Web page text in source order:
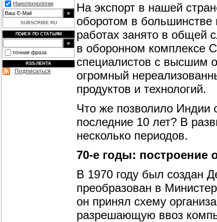
Нанотехнологии
SUBSCRIBE.RU
ПОИСК ПО СТАТЬЯМ
точная фраза
RSS-ЛЕНТА
Подписаться
На экспорт в нашей
оборотом в
работах занято в общей
в оборонном комплексе
специалистов с высшим
огромный
продуктов и технологий.
Что же позволило Индии
последние 10 лет? В
несколько периодов.
70-е годы: построение
В 1970 году был создан
преобразован в
он принял схему
разрешающую ввоз